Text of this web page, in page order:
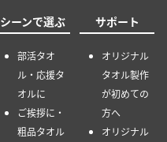
シーンで選ぶ
部活タオ
ル・応援タ
オルに
ご挨拶に・
粗品タオル
サポート
オリジナル
タオル製作
が初めての
方へ
オリジナル